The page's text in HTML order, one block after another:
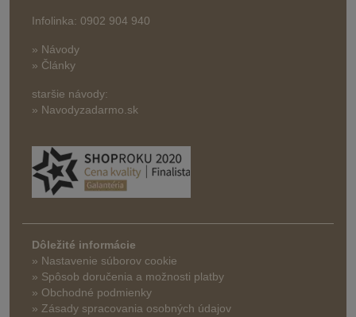
Infolinka: 0902 904 940
» Návody
» Články
staršie návody:
» Navodyzadarmo.sk
Dôležité informácie
» Nastavenie súborov cookie
» Spôsob doručenia a možnosti platby
» Obchodné podmienky
» Zásady spracovania osobných údajov